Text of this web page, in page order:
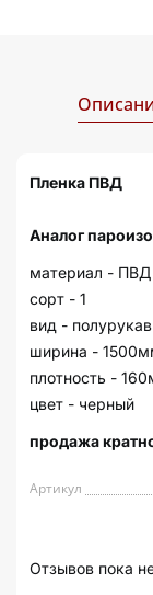
Пленка ПВД
Аналог
материал - ПВД
сорт - 1
вид - полурукав
ширина -
плотность -
цвет - черный
продажа
Артикул
Отзывов пока